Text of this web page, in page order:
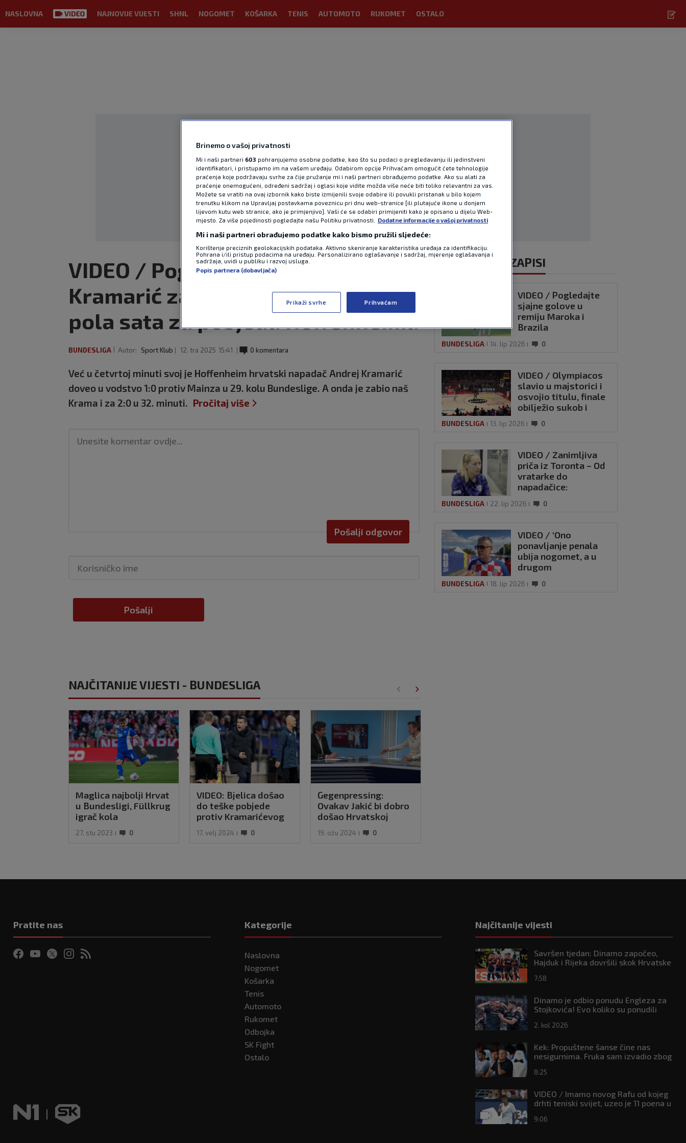
NASLOVNA NAJNOVIJE VIJESTI SHNL NOGOMET KOŠARKA TENIS AUTOMOTO RUKOMET OSTALO
OGLAS
VIDEO / Pogledajte kako je
Kramarić zabio dvaput u manje od
pola sata za pobjedu Hoffenheima
BUNDESLIGA Autor: Sport Klub 12. tra 2025 15:41 0 komentara
Već u četvrtoj minuti svoj je Hoffenheim hrvatski napadač Andrej Kramarić
doveo u vodstvo 1:0 protiv Mainza u 29. kolu Bundeslige. A onda je zabio naš
Krama i za 2:0 u 32. minuti. Pročitaj više
Pošalji odgovor
Pošalji
NAJČITANIJE VIJESTI - BUNDESLIGA
Maglica najbolji Hrvat
u Bundesligi, Füllkrug
igrač kola
27. stu 2023 0
VIDEO: Bjelica došao
do teške pobjede
protiv Kramarićevog
17. velj 2024 0
Gegenpressing:
Ovakav Jakić bi dobro
došao Hrvatskoj
19. ožu 2024 0
OSTALI VIDEOZAPISI
VIDEO / Pogledajte
sjajne golove u
remiju Maroka i
Brazila
BUNDESLIGA 14. lip 2026 0
VIDEO / Olympiacos
slavio u majstorici i
osvojio titulu, finale
obilježio sukob i
BUNDESLIGA 13. lip 2026 0
VIDEO / Zanimljiva
priča iz Toronta – Od
vratarke do
napadačice:
podjednako su mi
BUNDESLIGA 22. lip 2026 0
VIDEO / ‘Ono
ponavljanje penala
ubija nogomet, a u
drugom
ubili’
BUNDESLIGA 18. lip 2026 0
Pratite nas Kategorije
Naslovna
Nogomet
Košarka
Tenis
Automoto
Rukomet
Odbojka
SK Fight
Ostalo
Najčitanije vijesti
Savršen tjedan: Dinamo započeo,
Hajduk i Rijeka dovršili skok Hrvatske
7:58
Dinamo je odbio ponudu Engleza za
Stojkovića! Evo koliko su ponudili
2. kol 2026
Kek: Propuštene šanse čine nas
nesigurnima. Fruka sam izvadio zbog
njega
8:25
VIDEO / Imamo novog Rafu od kojeg
drhti teniski svijet, uzeo je 11 poena u
9:06
Brinemo o vašoj privatnosti
Mi i naši partneri 603 pohranjujemo osobne podatke, kao što su podaci o pregledavanju ili jedinstveni
identifikatori, i pristupamo im na vašem uređaju. Odabirom opcije Prihvaćam omogućit ćete tehnologije
praćenja koje podržavaju svrhe za čije pružanje mi i naši partneri obrađujemo podatke. Ako su alati za
praćenje onemogućeni, određeni sadržaj i oglasi koje vidite možda više neće biti toliko relevantni za vas.
Možete se vratiti na ovaj izbornik kako biste izmijenili svoje odabire ili povukli pristanak u bilo kojem
trenutku klikom na Upravljaj postavkama poveznicu pri dnu web-stranice [ili plutajuće ikone u donjem
lijevom kutu web stranice, ako je primjenjivo]. Vaši će se odabiri primijeniti kako je opisano u dijelu Web-
mjesto. Za više pojedinosti pogledajte našu Politiku privatnosti.
Dodatne informacije o vašoj privatnosti
Mi i naši partneri obrađujemo podatke kako bismo pružili sljedeće:
Korištenje preciznih geolokacijskih podataka. Aktivno skeniranje karakteristika uređaja za identifikaciju.
Pohrana i/ili pristup podacima na uređaju. Personalizirano oglašavanje i sadržaj, mjerenje oglašavanja i
sadržaja, uvidi u publiku i razvoj usluga.
Popis partnera (dobavljača)
Prikaži svrhe Prihvaćam